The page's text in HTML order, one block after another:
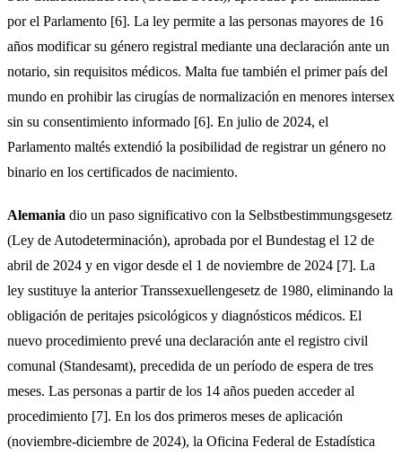
por el Parlamento [6]. La ley permite a las personas mayores de 16
años modificar su género registral mediante una declaración ante un
notario, sin requisitos médicos. Malta fue también el primer país del
mundo en prohibir las cirugías de normalización en menores intersex
sin su consentimiento informado [6]. En julio de 2024, el
Parlamento maltés extendió la posibilidad de registrar un género no
binario en los certificados de nacimiento.
Alemania dio un paso significativo con la Selbstbestimmungsgesetz
(Ley de Autodeterminación), aprobada por el Bundestag el 12 de
abril de 2024 y en vigor desde el 1 de noviembre de 2024 [7]. La
ley sustituye la anterior Transsexuellengesetz de 1980, eliminando la
obligación de peritajes psicológicos y diagnósticos médicos. El
nuevo procedimiento prevé una declaración ante el registro civil
comunal (Standesamt), precedida de un período de espera de tres
meses. Las personas a partir de los 14 años pueden acceder al
procedimiento [7]. En los dos primeros meses de aplicación
(noviembre-diciembre de 2024), la Oficina Federal de Estadística